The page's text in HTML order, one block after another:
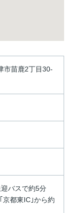
市苗鹿2丁目30-
バスで約5分
京都東IC｣から約